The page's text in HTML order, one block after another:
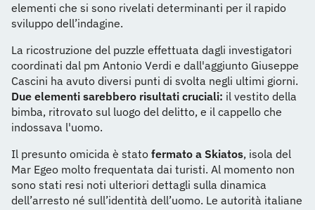
elementi che si sono rivelati determinanti per il rapido
sviluppo dell’indagine.
La ricostruzione del puzzle effettuata dagli investigatori
coordinati dal pm Antonio Verdi e dall'aggiunto Giuseppe
Cascini ha avuto diversi punti di svolta negli ultimi giorni.
Due elementi sarebbero risultati cruciali: il vestito della
bimba, ritrovato sul luogo del delitto, e il cappello che
indossava l'uomo.
Il presunto omicida è stato fermato a Skiatos, isola del
Mar Egeo molto frequentata dai turisti. Al momento non
sono stati resi noti ulteriori dettagli sulla dinamica
dell’arresto né sull’identità dell’uomo. Le autorità italiane